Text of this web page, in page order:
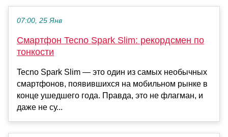
07:00, 25 Янв
Смартфон Tecno Spark Slim: рекордсмен по
тонкости
Tecno Spark Slim — это один из самых необычных
смартфонов, появившихся на мобильном рынке в
конце ушедшего года. Правда, это не флагман, и
даже не су...